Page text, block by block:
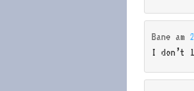
Bane am
I don’t